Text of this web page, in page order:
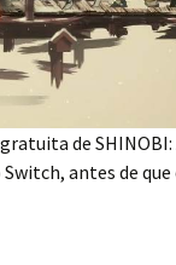
de
antes de